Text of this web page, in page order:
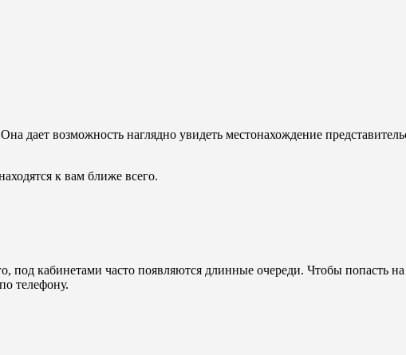
дает возможность наглядно увидеть местонахождение
к вам ближе всего.
под кабинетами часто появляются длинные очереди. Чтобы попасть
телефону.